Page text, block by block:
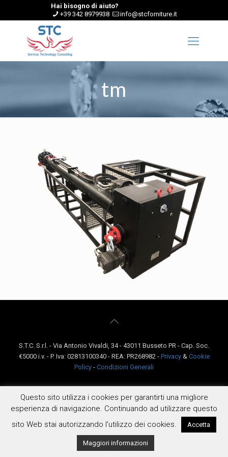
Hai bisogno di aiuto?
+39 342 8979938
info@stcforniture.it
tm
S.T.C. S.r.l. - Via Antonio Vivaldi, 34 - 43011 Busseto PR - Cap. Soc.
€5000 i.v. - P. Iva: 02813100340 - REA: PR268982 - Privacy& Cookie
Policy - Condizioni Generali
Questo sito utilizza i cookies per garantirti una migliore
esperienza di navigazione. Continuando ad utilizzare questo
sito Web stai autorizzando l'utilizzo dei cookies.
Accetta
Maggiori informazioni